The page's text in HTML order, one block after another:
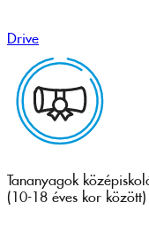
Drive
Tananyagok
(10-18 éves kor között)